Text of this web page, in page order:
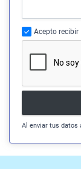
Acepto
Al enviar tus datos